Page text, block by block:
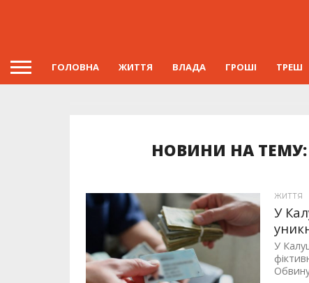
ГОЛОВНА ЖИТТЯ ВЛАДА ГРОШІ ТРЕШ
НОВИНИ НА ТЕМУ:
ЖИТТЯ
У
У